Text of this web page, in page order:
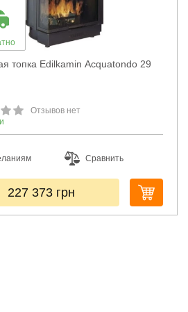
топка Edilkamin Acquatondo 29
Отзывов нет
Сравнить
227 373 грн